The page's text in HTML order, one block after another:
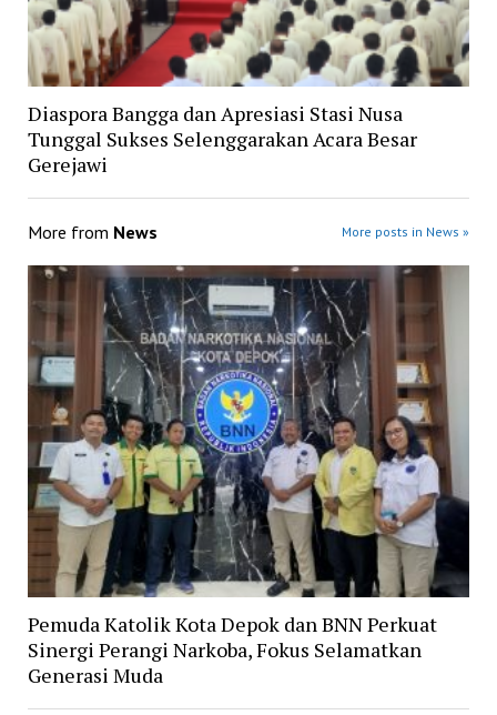
Diaspora Bangga dan Apresiasi Stasi Nusa
Tunggal Sukses Selenggarakan Acara Besar
Gerejawi
More from News More posts in News »
Pemuda Katolik Kota Depok dan BNN Perkuat
Sinergi Perangi Narkoba, Fokus Selamatkan
Generasi Muda